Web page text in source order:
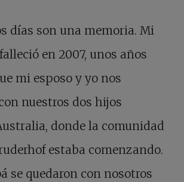
días son una memoria. Mi
en 2007, unos años
mi esposo y yo nos
nuestros dos hijos
donde la comunidad
estaba comenzando.
se quedaron con nosotros